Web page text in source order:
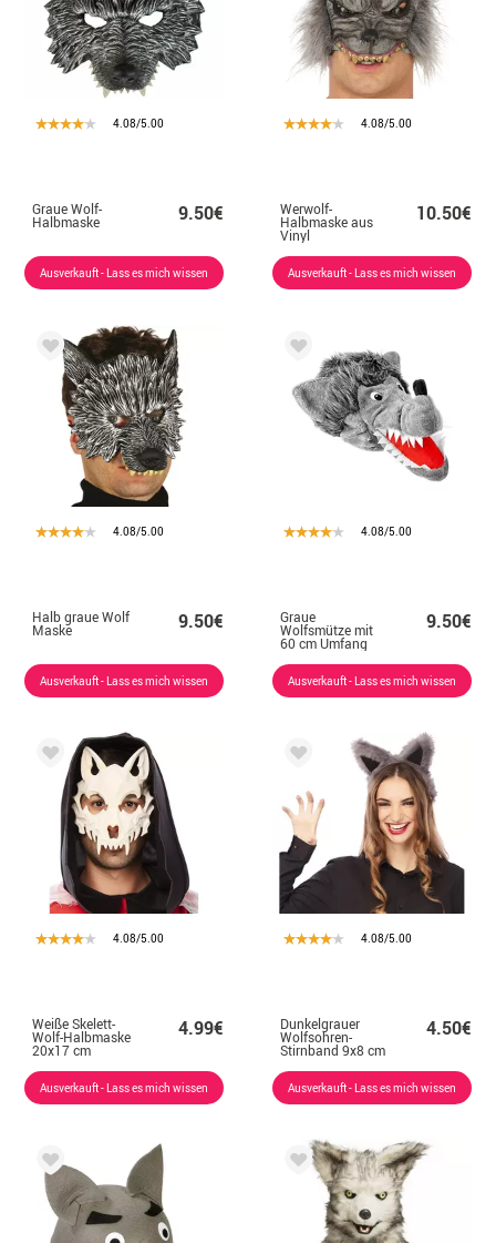
4.08/5.00
Graue Wolf-
Halbmaske 9.50€
Ausverkauft - Lass es mich wissen
4.08/5.00
Werwolf-
Halbmaske aus
Vinyl
10.50€
Ausverkauft - Lass es mich wissen
4.08/5.00
Halb graue Wolf
Maske 9.50€
Ausverkauft - Lass es mich wissen
4.08/5.00
Graue
Wolfsmütze mit
60 cm Umfang
9.50€
Ausverkauft - Lass es mich wissen
4.08/5.00
Weiße Skelett-
Wolf-Halbmaske
20x17 cm
4.99€
Ausverkauft - Lass es mich wissen
4.08/5.00
Dunkelgrauer
Wolfsohren-
Stirnband 9x8 cm
4.50€
Ausverkauft - Lass es mich wissen